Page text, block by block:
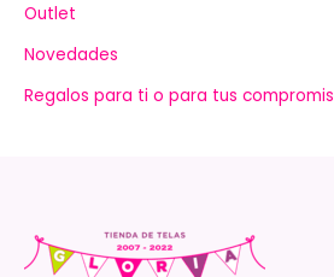
Outlet
Novedades
Regalos para ti o para tus